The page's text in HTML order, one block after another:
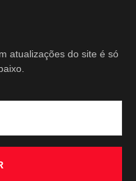
atualizações do site é só